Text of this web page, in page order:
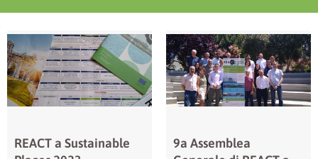
REACT a Sustainable
9a Assemblea